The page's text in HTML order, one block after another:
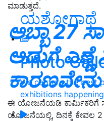
ಯಶೋಗಾಥೆ
Photo
We capture the best
exhibitions
ಮಾಡುತ್ತದೆ.
ಅಬ್ಬಾ 27
ಅಡುಗೆ ಎಣ್ಣೆ
ಕಾರಣವೇನು
ಈ ಯೋಜನೆಯಡಿ ಕಾರ್ಮಿಕರಿಗೆ
ಯೋಜನೆಯಲ್ಲಿ, ದಿನಕ್ಕೆ ಕೇವಲ 2